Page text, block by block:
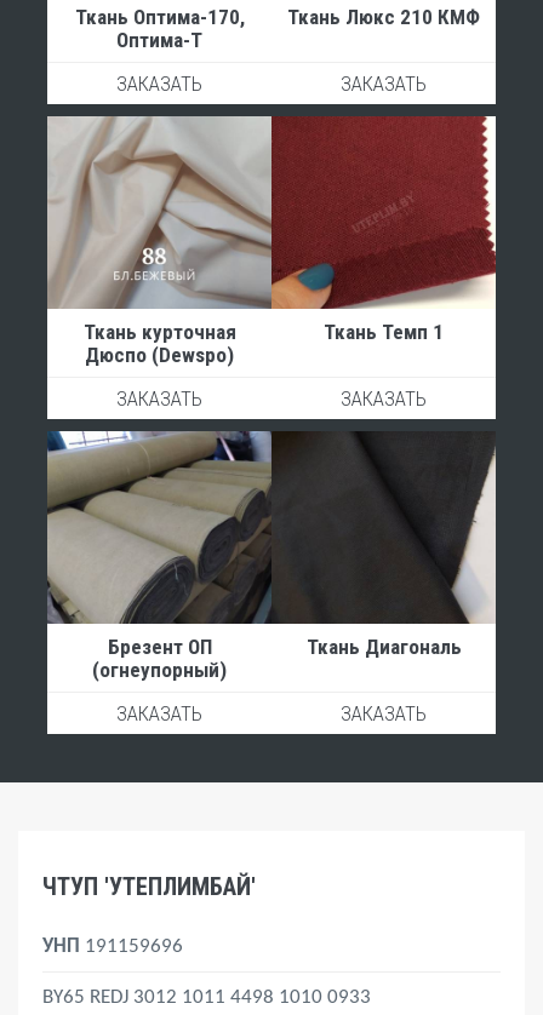
Ткань Оптима-170,
Оптима-Т
ЗАКАЗАТЬ
Ткань Люкс 210 КМФ
ЗАКАЗАТЬ
Ткань курточная
Дюспо (Dewspo)
ЗАКАЗАТЬ
Ткань Темп 1
ЗАКАЗАТЬ
Брезент ОП
(огнеупорный)
ЗАКАЗАТЬ
Ткань Диагональ
ЗАКАЗАТЬ
ЧТУП 'УТЕПЛИМБАЙ'
УНП 191159696
BY65 REDJ 3012 1011 4498 1010 0933